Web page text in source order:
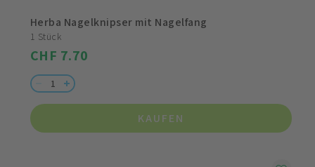
Herba Nagelknipser mit Nagelfang
1 Stück
CHF 7.70
KAUFEN